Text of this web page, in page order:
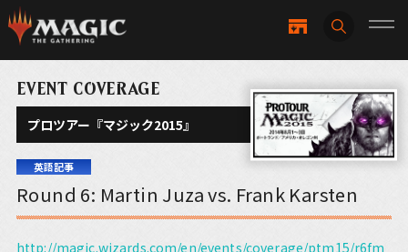
EVENT COVERAGE
プロツアー『マジック2015』
英語記事
Round 6: Martin Juza vs. Frank Karsten
http://magic.wizards.com/en/events/coverage/ptm15/r6fm